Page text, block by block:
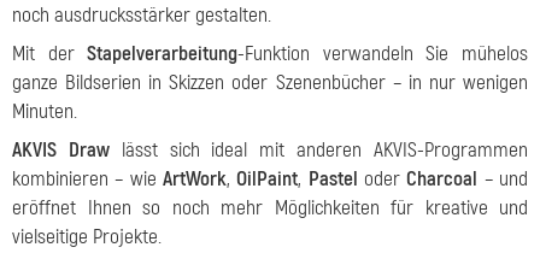
noch ausdrucksstärker gestalten.
Mit derStapelverarbeitung-Funktion verwandeln Sie mühelos
ganze Bildserien in Skizzen oder Szenenbücher – in nur wenigen
Minuten.
AKVIS Drawlässt sich ideal mit anderen AKVIS-Programmen
kombinieren – wie ArtWork,OilPaint, Pastel oderCharcoal – und
eröffnet Ihnen so noch mehr Möglichkeiten für kreative und
vielseitige Projekte.